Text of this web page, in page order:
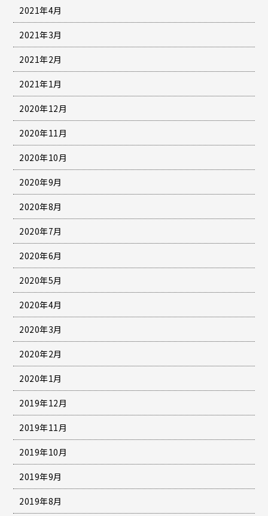
2021年4月
2021年3月
2021年2月
2021年1月
2020年12月
2020年11月
2020年10月
2020年9月
2020年8月
2020年7月
2020年6月
2020年5月
2020年4月
2020年3月
2020年2月
2020年1月
2019年12月
2019年11月
2019年10月
2019年9月
2019年8月